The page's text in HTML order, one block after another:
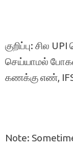
குறிப்பு: சில
செய்யாமல்
கணக்கு எண்,
Note: